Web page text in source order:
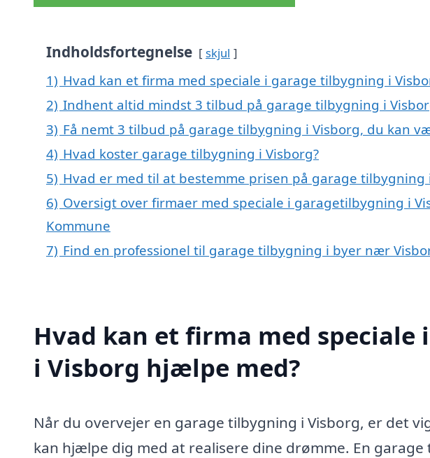
Indholdsfortegnelse skjul
1) Hvad kan et firma med speciale i garage tilbygning i
2) Indhent altid mindst 3 tilbud på garage tilbygning i
3) Få nemt 3 tilbud på garage tilbygning i Visborg, du kan
4) Hvad koster garage tilbygning i Visborg?
5) Hvad er med til at bestemme prisen på garage tilbygning
6) Oversigt over firmaer med speciale i garagetilbygning i
Kommune
7) Find en professionel til garage tilbygning i byer nær
Hvad kan et firma med
i Visborg hjælpe med?
Når du overvejer en garage tilbygning i Visborg, er det
kan hjælpe dig med at realisere dine drømme. En